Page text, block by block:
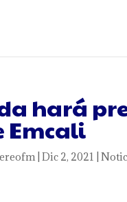
hará
Emcali
|Dic 2, 2021 |